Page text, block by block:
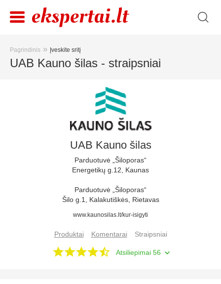
Pagrindinis » Įveskite sritį
UAB Kauno šilas - straipsniai
UAB Kauno šilas
Parduotuvė „Šiloporas“
Energetikų g.12, Kaunas
Parduotuvė „Šiloporas“
Šilo g.1, Kalakutiškės, Rietavas
www.kaunosilas.lt/kur-isigyti
Produktai Komentarai Straipsniai
Atsiliepimai 56